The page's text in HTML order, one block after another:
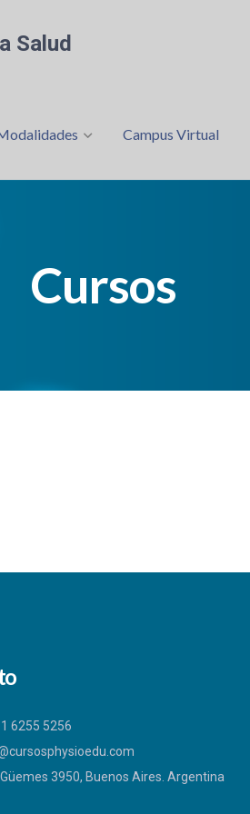
Salud
Campus Virtual
Cursos
6255 5256
Güemes 3950, Buenos Aires. Argentina